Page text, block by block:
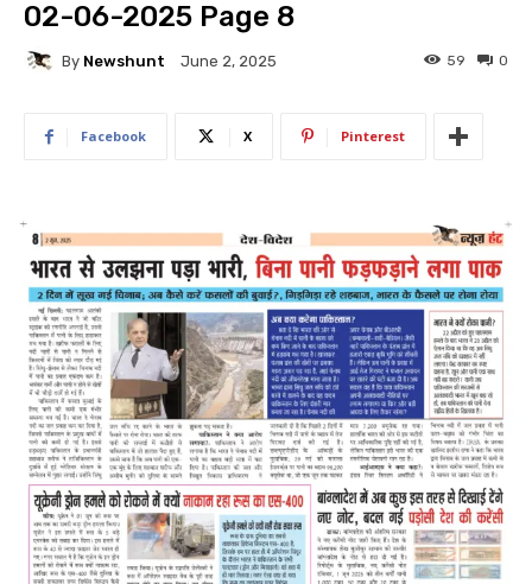
02-06-2025 Page 8
By Newshunt June 2, 2025 0
59
Facebook X Pinterest